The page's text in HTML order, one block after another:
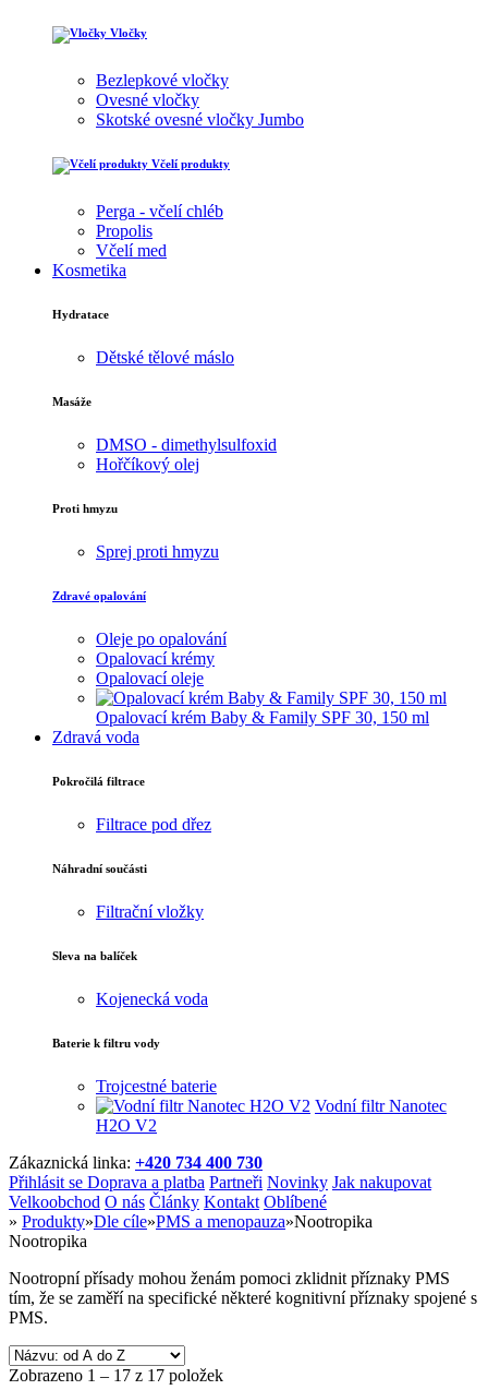
Vločky
Bezlepkové vločky
Ovesné vločky
Skotské ovesné vločky Jumbo
Včelí produkty
Perga - včelí chléb
Propolis
Včelí med
Kosmetika
Hydratace
Dětské tělové máslo
Masáže
DMSO - dimethylsulfoxid
Hořčíkový olej
Proti hmyzu
Sprej proti hmyzu
Zdravé opalování
Oleje po opalování
Opalovací krémy
Opalovací oleje
Opalovací krém Baby & Family SPF 30, 150 ml
Zdravá voda
Pokročilá filtrace
Filtrace pod dřez
Náhradní součásti
Filtrační vložky
Sleva na balíček
Kojenecká voda
Baterie k filtru vody
Trojcestné baterie
Vodní filtr Nanotec
H2O V2
Zákaznická linka: +420 734 400 730
Přihlásit se Doprava a platba Partneři Novinky Jak nakupovat
Velkoobchod O nás Články Kontakt Oblíbené
» Produkty»Dle cíle»PMS a menopauza»Nootropika
Nootropika
Nootropní přísady mohou ženám pomoci zklidnit příznaky PMS
tím, že se zaměří na specifické některé kognitivní příznaky spojené s
PMS.
Zobrazeno 1 – 17 z 17 položek